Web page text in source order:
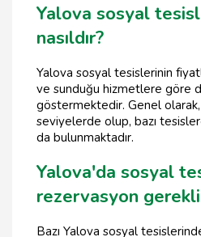
Yalova sosyal
nasıldır?
Yalova sosyal tesislerinin
ve sunduğu hizmetlere göre
göstermektedir. Genel
seviyelerde olup, bazı
da bulunmaktadır.
Yalova'da sosyal
rezervasyon
Bazı Yalova sosyal